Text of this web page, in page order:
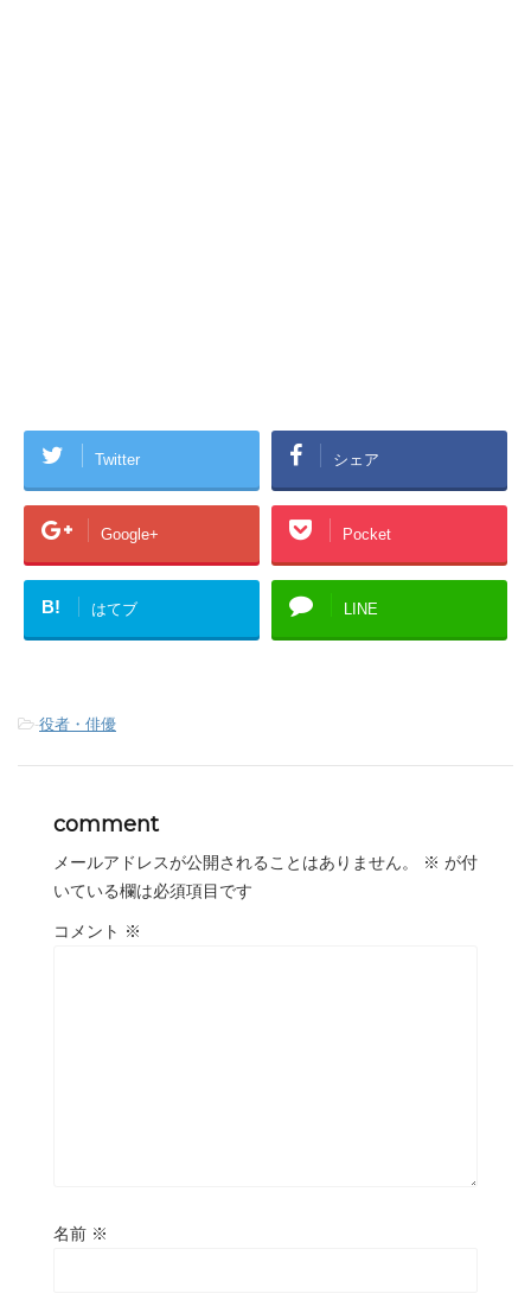
Twitter シェア
Google+ Pocket
B! はてブ LINE
-役者・俳優
comment
メールアドレスが公開されることはありません。 ※ が付
いている欄は必須項目です
コメント ※
名前 ※